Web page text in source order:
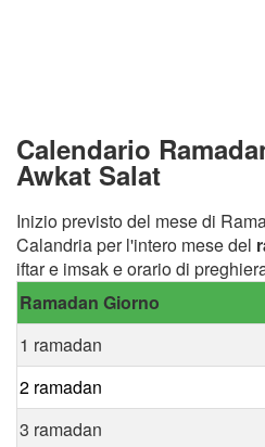
Calendario
Awkat Salat
Inizio previsto del mese di
Calandria per l'intero mese del
iftar e imsak e orario di
Ramadan Giorno
1 ramadan
2 ramadan
3 ramadan